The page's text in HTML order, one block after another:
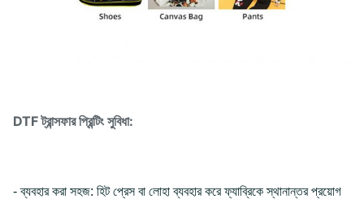
DTF ট্রান্সফার প্রিন্টিং সুবিধা:
- ব্যবহার করা সহজ: হিট প্রেস বা লোহা ব্যবহার করে ফ্যাব্রিকে স্থানান্তর প্রয়োগ